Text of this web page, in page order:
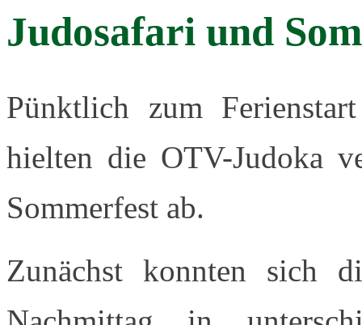
Judosafari und
Pünktlich zum
hielten die OTV-Judoka
Sommerfest ab.
Zunächst konnten sich